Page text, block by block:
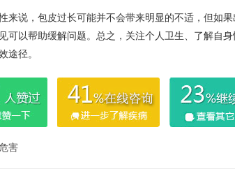
来说，包皮过长可能并不会带来明显的不适，但如
可以帮助缓解问题。总之，关注个人卫生、了解自
途径。
害